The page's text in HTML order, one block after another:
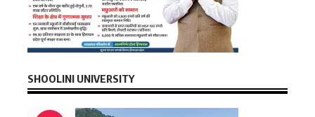
SHOOLINI UNIVERSITY